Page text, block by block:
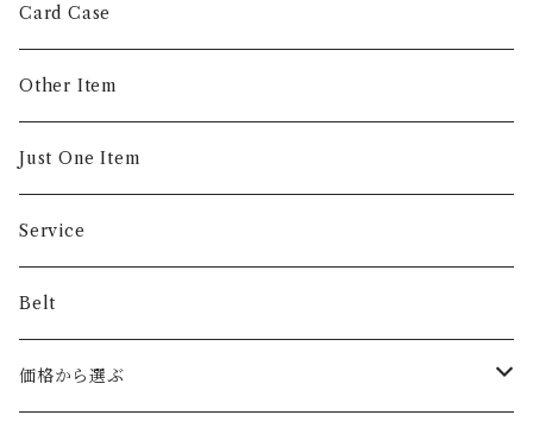
Money Clip
Card Case
Other Item
Just One Item
Service
Belt
価格から選ぶ